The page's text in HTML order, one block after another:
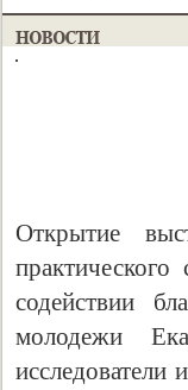
Открытие
содействии
молодежи
исследователи